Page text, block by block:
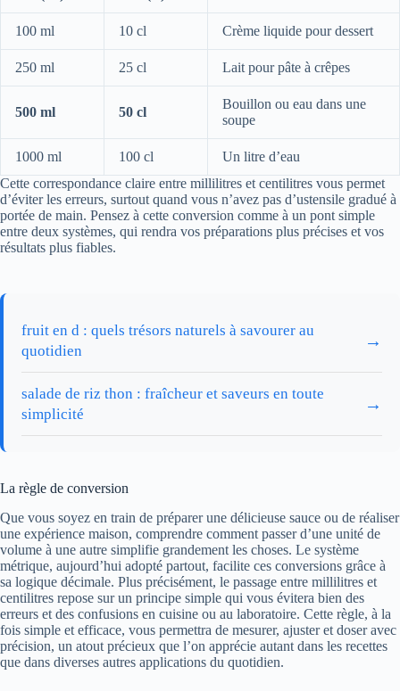
100 ml 10 cl Crème liquide pour dessert
250 ml 25 cl Lait pour pâte à crêpes
500 ml 50 cl
Bouillon ou eau dans une
soupe
1000 ml 100 cl
Un litre d’eau
Cette correspondance claire entre millilitres et centilitres vous permet
d’éviter les erreurs, surtout quand vous n’avez pas d’ustensile gradué à
portée de main. Pensez à cette conversion comme à un pont simple
entre deux systèmes, qui rendra vos préparations plus précises et vos
résultats plus fiables.
fruit en d : quels trésors naturels à savourer au
quotidien
→
salade de riz thon : fraîcheur et saveurs en toute
simplicité
→
La règle de conversion
Que vous soyez en train de préparer une délicieuse sauce ou de réaliser
une expérience maison, comprendre comment passer d’une unité de
volume à une autre simplifie grandement les choses. Le système
métrique, aujourd’hui adopté partout, facilite ces conversions grâce à
sa logique décimale. Plus précisément, le passage entre millilitres et
centilitres repose sur un principe simple qui vous évitera bien des
erreurs et des confusions en cuisine ou au laboratoire. Cette règle, à la
fois simple et efficace, vous permettra de mesurer, ajuster et doser avec
précision, un atout précieux que l’on apprécie autant dans les recettes
que dans diverses autres applications du quotidien.